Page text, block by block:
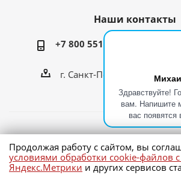
Здравствуйте!
вам. Напишите
вас появятся
Наши контакты
+7 800 551-23-73
г. Санкт-Петербург, пр.
2026 © Спецтехника он-
Продолжая работу с сайтом, вы
условиями обработки cookie-файлов
Яндекс.Метрики и других сервисов